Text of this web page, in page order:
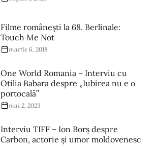
Filme româneşti la 68. Berlinale:
Touch Me Not
martie 6, 2018
One World Romania – Interviu cu
Otilia Babara despre „Iubirea nu e o
portocală”
mai 2, 2023
Interviu TIFF – Ion Borș despre
Carbon, actorie și umor moldovenesc